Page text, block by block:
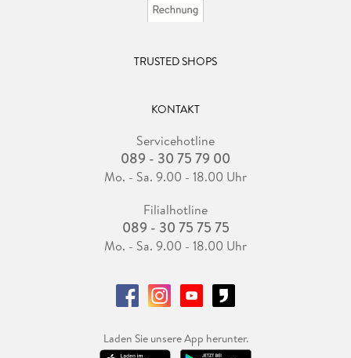
TRUSTED SHOPS
KONTAKT
Servicehotline
089 - 30 75 79 00
Mo. - Sa. 9.00 - 18.00 Uhr
Filialhotline
089 - 30 75 75 75
Mo. - Sa. 9.00 - 18.00 Uhr
Laden Sie unsere App herunter.